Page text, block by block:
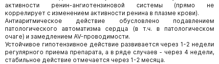
активности ренин-ангиотензиновой системы (прямо не
коррелирует с изменением активности ренина в плазме крови).
Антиаритмическое действие обусловлено подавлением
патологического автоматизма сердца (в т.ч. в патологическом
очаге) и замедлением AV-проводимости.
Устойчивое гипотензивное действие развивается через 1-2 недели
регулярного приема препарата, а в ряде случаев - через 4 недели,
стабильное действие отмечается через 1-2 месяца.